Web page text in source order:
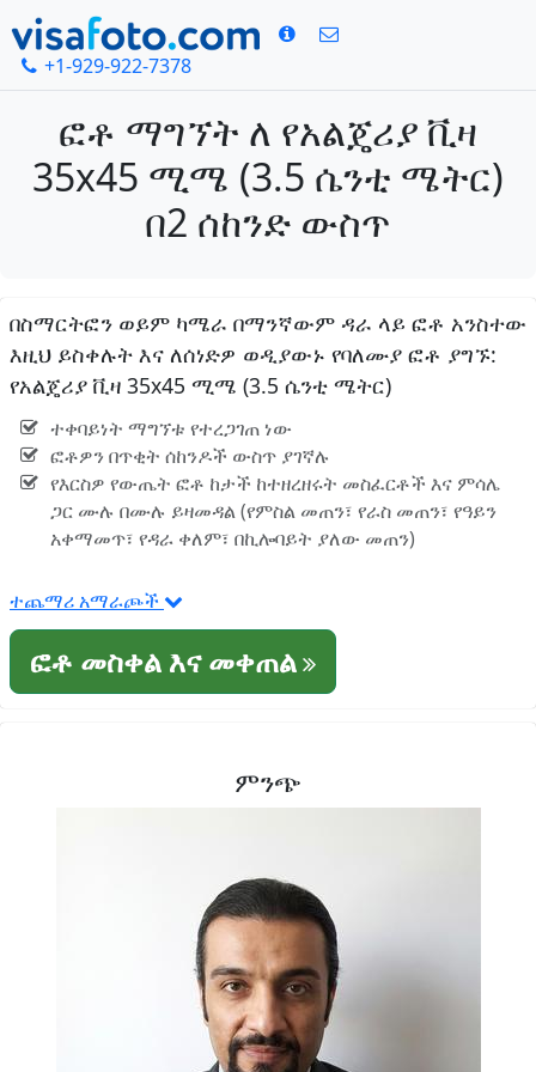
+1-929-922-7378
ፎቶ ማግኘት ለ የአልጄሪያ ቪዛ
35x45 ሚሜ (3.5 ሴንቲ ሜትር)
በ2 ሰከንድ ውስጥ
በስማርትፎን ወይም ካሜራ በማንኛውም ዳራ ላይ ፎቶ አንስተው
እዚህ ይስቀሉት እና ለሰነድዎ ወዲያውኑ የባለሙያ ፎቶ ያግኙ:
የአልጄሪያ ቪዛ 35x45 ሚሜ (3.5 ሴንቲ ሜትር)
ተቀባይነት ማግኘቱ የተረጋገጠ ነው
ፎቶዎን በጥቂት ሰከንዶች ውስጥ ያገኛሉ
የእርስዎ የውጤት ፎቶ ከታች ከተዘረዘሩት መስፈርቶች እና ምሳሌ
ጋር ሙሉ በሙሉ ይዛመዳል (የምስል መጠን፣ የራስ መጠን፣ የዓይን
አቀማመጥ፣ የዳራ ቀለም፣ በኪሎባይት ያለው መጠን)
ተጨማሪ አማራጮች
ፎቶ መስቀል እና መቀጠል
ምንጭ